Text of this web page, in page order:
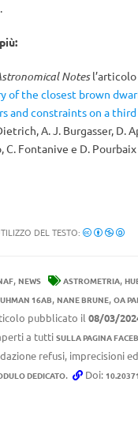
Notesl’articolo
of the closest brown
and constraints on a
A. J. Burgasser, D.
C. Fontanive e D. Pourbaix
DEL TESTO:
, NEWS ASTROMETRIA,
16AB, NANE BRUNE, OA
pubblicato il 08/03/
a tutti SULLA PAGINA
refusi, imprecisioni
DEDICATO. Doi: